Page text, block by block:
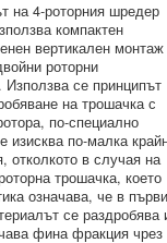
на 4-роторния шредер
компактен
вертикален монтаж
роторни
Използва се принципът
на трошачка с
по-специално
изисква по-малка
отколкото в случая на
трошачка, което
означава, че в
се раздробява
фина фракция чрез